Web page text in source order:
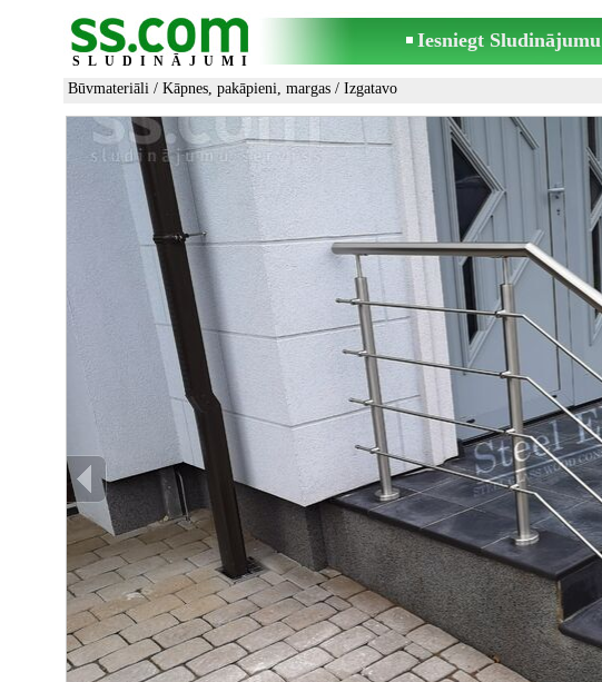
SLUDINĀJUMI
Iesniegt Sludinājumu
Būvmateriāli / Kāpnes, pakāpieni, margas / Izgatavo